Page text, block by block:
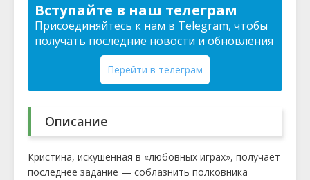
Вступайте в наш телеграм
Присоединяйтесь к нам в Telegram, чтобы
получать последние новости и обновления
Перейти в телеграм
Описание
Кристина, искушенная в «любовных играх», получает
последнее задание — соблазнить полковника